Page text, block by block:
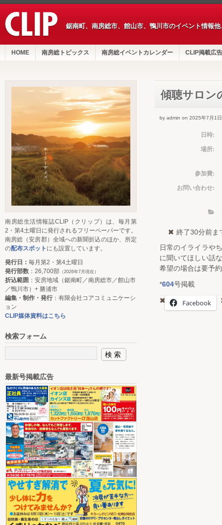
鋸南町、南房総市、館山市、鴨川市のイベント情報
HOME 南房総トピックス 南房総イベントカレンダー CLIP掲載広告
傾聴サロン
by admin on 2025年7月1日
日時:
場所:
参加費:
お問い合わせ:
終了30分前ま
日常のイライラや
に聞いてほしい話
希望の場合は要予
*604号掲載
Facebook
南房総生活情報誌CLIP（クリップ）は、毎月第
2・第4土曜日に発行されるフリーペーパーです。
南房総（安房郡）全域への新聞折込のほか、所定
の配布スポット にも設置しています。
発行日： 毎月第2・第4土曜日
発行部数 ：26,700部 （2026年7月現在）
折込範囲 ：安房地域（鋸南町／南房総市／館山市
／鴨川市）+ 勝浦市
編集・制作・発行：有限会社コアコミュニケーシ
ョン
CLIP媒体資料はこちら
検索フォーム
最新号掲載広告